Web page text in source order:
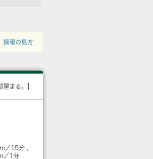
情報の見方
まる。】
／15分
／1分